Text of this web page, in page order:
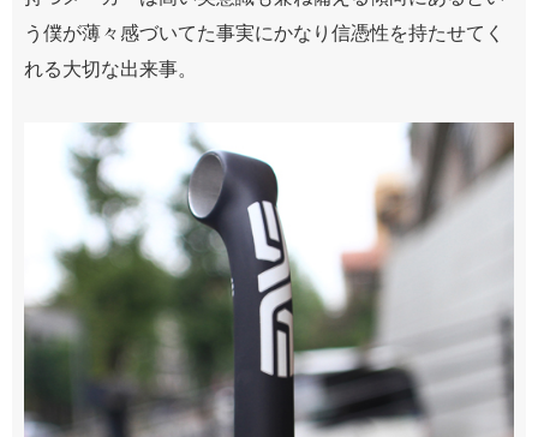
う僕が薄々感づいてた事実にかなり信憑性を持たせてく
れる大切な出来事。